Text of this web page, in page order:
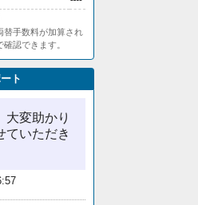
替手数料が加算され
確認できます。
ト
大変助かり
ていただき